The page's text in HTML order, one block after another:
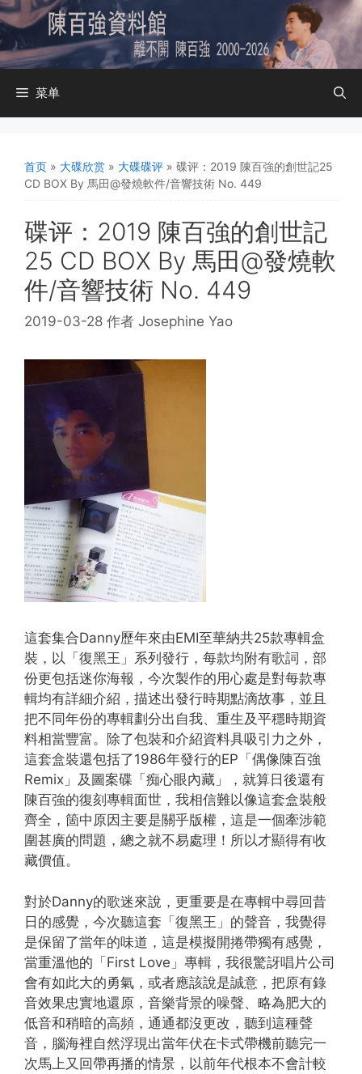
跳
至
内
容
菜单
首页 » 大碟欣赏 » 大碟碟评 » 碟评：2019 陳百強的創世記25
CD BOX By 馬田@發燒軟件/音響技術 No. 449
碟评：2019 陳百強的創世記
25 CD BOX By 馬田@發燒軟
件/音響技術 No. 449
2019-03-28 作者 Josephine Yao
這套集合Danny歷年來由EMI至華納共25款專輯盒
裝，以「復黑王」系列發行，每款均附有歌詞，部
份更包括迷你海報，今次製作的用心處是對每款專
輯均有詳細介紹，描述出發行時期點滴故事，並且
把不同年份的專輯劃分出自我、重生及平穩時期資
料相當豐富。除了包裝和介紹資料具吸引力之外，
這套盒裝還包括了1986年發行的EP「偶像陳百強
Remix」及圖案碟「痴心眼內藏」，就算日後還有
陳百強的復刻專輯面世，我相信難以像這套盒裝般
齊全，箇中原因主要是關乎版權，這是一個牽涉範
圍甚廣的問題，總之就不易處理！所以才顯得有收
藏價值。
對於Danny的歌迷來說，更重要是在專輯中尋回昔
日的感覺，今次聽這套「復黑王」的聲音，我覺得
是保留了當年的味道，這是模擬開捲帶獨有感覺，
當重溫他的「First Love」專輯，我很驚訝唱片公司
會有如此大的勇氣，或者應該說是誠意，把原有錄
音效果忠實地還原，音樂背景的噪聲、略為肥大的
低音和稍暗的高頻，通通都沒更改，聽到這種聲
音，腦海裡自然浮現出當年伏在卡式帶機前聽完一
次馬上又回帶再播的情景，以前年代根本不會計較